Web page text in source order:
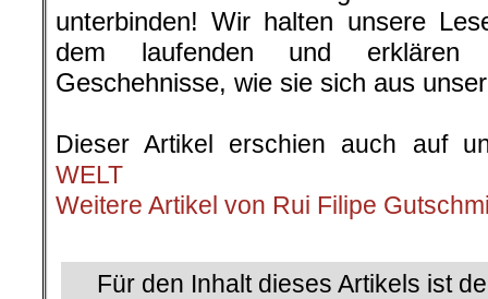
unterbinden! Wir halten unsere
dem laufenden und erklären
Geschehnisse, wie sie sich aus
Dieser Artikel erschien auch auf
WELT
Weitere Artikel von Rui Filipe
Für den Inhalt dieses Artikels ist